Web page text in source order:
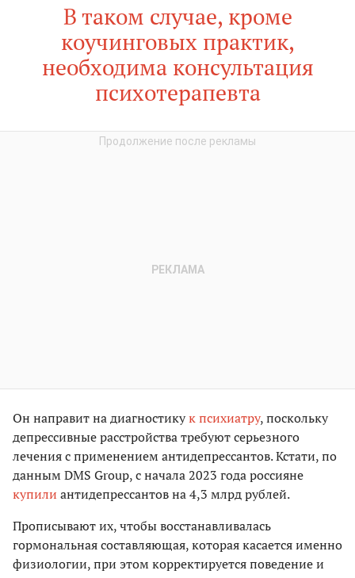
В таком случае, кроме
коучинговых практик,
необходима консультация
психотерапевта
Он направит на диагностикук психиатру, поскольку
депрессивные расстройства требуют серьезного
лечения с применением антидепрессантов. Кстати, по
данным DMS Group, с начала 2023 года россияне
купили антидепрессантов на 4,3 млрд рублей.
Прописывают их, чтобы восстанавливалась
гормональная составляющая, которая касается именно
физиологии, при этом корректируется поведение и